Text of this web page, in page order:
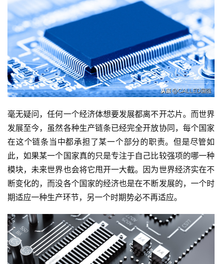
毫无疑问，任何一个经济体想要发展都离不开芯片。而世界
发展至今，虽然各种生产链条已经完全开放协同，每个国家
在这个链条当中都承担了某一个部分的职责。但是尽管如
此，如果某一个国家真的只是专注于自己比较强项的哪一种
模块，未来世界也会将它甩开一大截。因为世界经济实在不
断变化的，而没各个国家的经济也是在不断发展的，一个时
期适应一种生产环节，另一个时期势必不再适应。